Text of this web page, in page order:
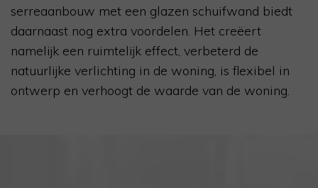
serreaanbouw met een glazen schuifwand biedt
daarnaast nog extra voordelen. Het creëert
namelijk een ruimtelijk effect, verbeterd de
natuurlijke verlichting in de woning, is flexibel in
ontwerp en verhoogt de waarde van de woning.